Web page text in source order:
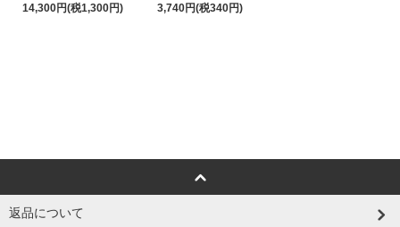
14,300円(税1,300円)
3,740円(税340円)
返品について